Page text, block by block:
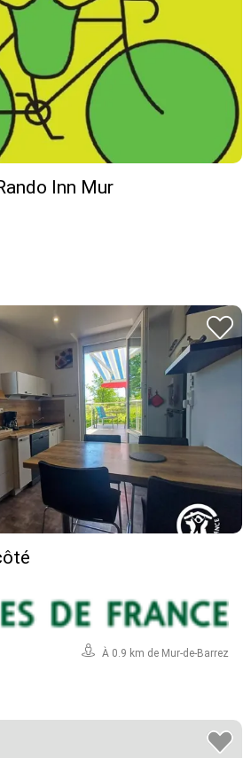
Inn Mur
À 0.9 km de Mur-de-Barrez